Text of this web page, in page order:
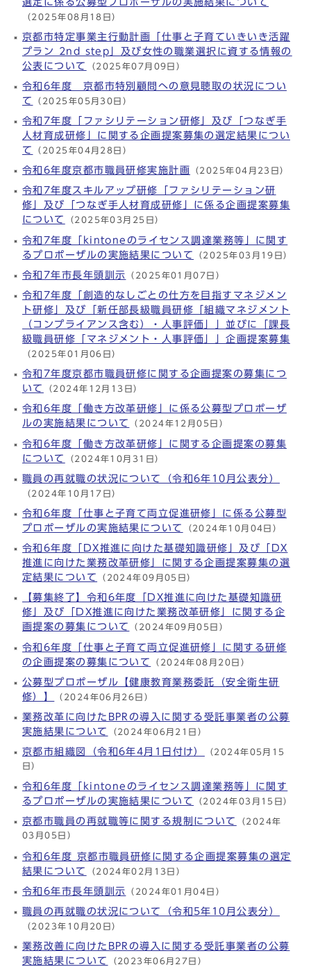
（2025年08月18日）
京都市特定事業主行動計画「仕事と子育ていきいき活躍
プラン 2nd step」及び女性の職業選択に資する情報の
公表について
（2025年07月09日）
令和6年度 京都市特別顧問への意見聴取の状況につい
て
（2025年05月30日）
令和7年度「ファシリテーション研修」及び「つなぎ手
人材育成研修」に関する企画提案募集の選定結果につい
て
（2025年04月28日）
令和6年度京都市職員研修実施計画 （2025年04月23日）
令和7年度スキルアップ研修「ファシリテーション研
修」及び「つなぎ手人材育成研修」に係る企画提案募集
について
（2025年03月25日）
令和7年度「kintoneのライセンス調達業務等」に関す
るプロポーザルの実施結果について
（2025年03月19日）
令和7年市長年頭訓示 （2025年01月07日）
令和7年度「創造的なしごとの仕方を目指すマネジメン
ト研修」及び「新任部長級職員研修「組織マネジメント
（コンプライアンス含む）・人事評価」」並びに「課長
級職員研修「マネジメント・人事評価」」企画提案募集
（2025年01月06日）
令和7年度京都市職員研修に関する企画提案の募集につ
いて
（2024年12月13日）
令和6年度「働き方改革研修」に係る公募型プロポーザ
ルの実施結果について
（2024年12月05日）
令和6年度「働き方改革研修」に関する企画提案の募集
について
（2024年10月31日）
職員の再就職の状況について（令和6年10月公表分）
（2024年10月17日）
令和6年度「仕事と子育て両立促進研修」に係る公募型
プロポーザルの実施結果について
（2024年10月04日）
令和6年度「DX推進に向けた基礎知識研修」及び「DX
推進に向けた業務改革研修」に関する企画提案募集の選
定結果について
（2024年09月05日）
【募集終了】令和6年度「DX推進に向けた基礎知識研
修」及び「DX推進に向けた業務改革研修」に関する企
画提案の募集について
（2024年09月05日）
令和6年度「仕事と子育て両立促進研修」に関する研修
の企画提案の募集について
（2024年08月20日）
公募型プロポーザル【健康教育業務委託（安全衛生研
修）】
（2024年06月26日）
業務改革に向けたBPRの導入に関する受託事業者の公募
実施結果について
（2024年06月21日）
京都市組織図（令和6年4月1日付け） （2024年05月15
日）
令和6年度「kintoneのライセンス調達業務等」に関す
るプロポーザルの実施結果について
（2024年03月15日）
京都市職員の再就職等に関する規制について （2024年
03月05日）
令和6年度 京都市職員研修に関する企画提案募集の選定
結果について
（2024年02月13日）
令和6年市長年頭訓示 （2024年01月04日）
職員の再就職の状況について（令和5年10月公表分）
（2023年10月20日）
業務改善に向けたBPRの導入に関する受託事業者の公募
実施結果について
（2023年06月27日）